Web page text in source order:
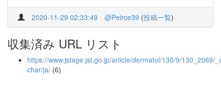
2020-11-29 02:33:49 @Peirce39 (投稿一覧)
収集済み URL リスト
https://www.jstage.jst.go.jp/article/dermatol/130/9/130_2069/
char/ja/ (6)